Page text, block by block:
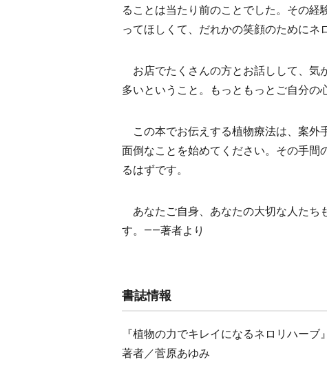
ることは当たり前のことでした。その
ってほしくて、だれかの笑顔のためにネ
お店でたくさんの方とお話しして、気
多いということ。もっともっとご自分の
この本でお伝えする植物療法は、案外
面倒なことを始めてください。その手
るはずです。
あなたご自身、あなたの大切な人たち
す。――著者より
書誌情報
『植物の力でキレイになるネロリハーブ』
著者／菅原あゆみ